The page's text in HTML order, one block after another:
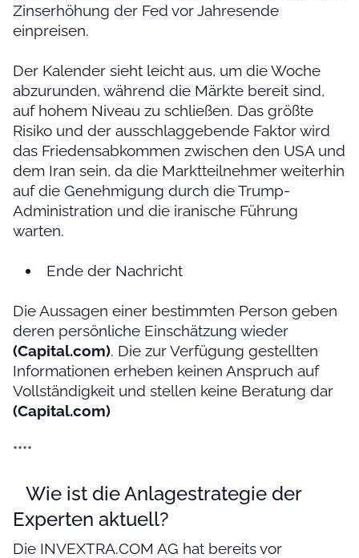
Zinserhöhung der Fed vor Jahresende
einpreisen.
Der Kalender sieht leicht aus, um die Woche
abzurunden, während die Märkte bereit sind,
auf hohem Niveau zu schließen. Das größte
Risiko und der ausschlaggebende Faktor wird
das Friedensabkommen zwischen den USA und
dem Iran sein, da die Marktteilnehmer weiterhin
auf die Genehmigung durch die Trump-
Administration und die iranische Führung
warten.
Ende der Nachricht
Die Aussagen einer bestimmten Person geben
deren persönliche Einschätzung wieder
(Capital.com). Die zur Verfügung gestellten
Informationen erheben keinen Anspruch auf
Vollständigkeit und stellen keine Beratung dar
(Capital.com)
****
Wie ist die Anlagestrategie der
Experten aktuell?
Die INVEXTRA.COM AG hat bereits vor